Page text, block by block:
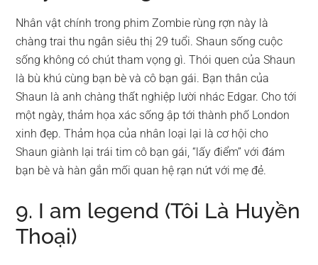
Nhân vật chính trong phim Zombie rùng rợn này là
chàng trai thu ngân siêu thị 29 tuổi. Shaun sống cuộc
sống không có chút tham vọng gì. Thói quen của Shaun
là bù khú cùng bạn bè và cô bạn gái. Bạn thân của
Shaun là anh chàng thất nghiệp lười nhác Edgar. Cho tới
một ngày, thảm họa xác sống ập tới thành phố London
xinh đẹp. Thảm họa của nhân loại lại là cơ hội cho
Shaun giành lại trái tim cô bạn gái, “lấy điểm” với đám
bạn bè và hàn gắn mối quan hệ rạn nứt với mẹ đẻ.
9. I am legend (Tôi Là Huyền
Thoại)